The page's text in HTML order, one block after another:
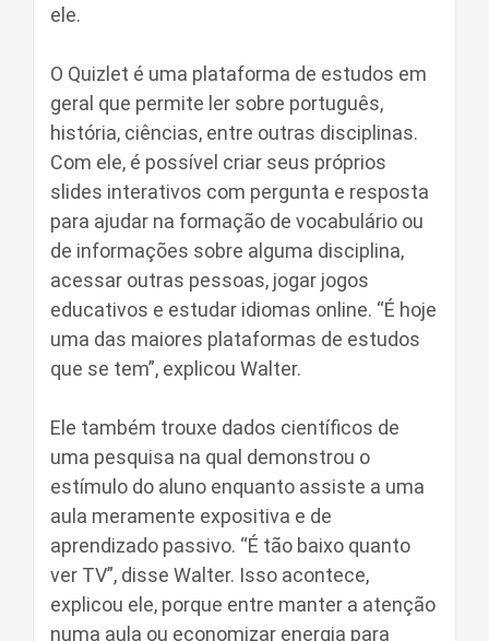
ele.
O Quizlet é uma plataforma de estudos em
geral que permite ler sobre português,
história, ciências, entre outras disciplinas.
Com ele, é possível criar seus próprios
slides interativos com pergunta e resposta
para ajudar na formação de vocabulário ou
de informações sobre alguma disciplina,
acessar outras pessoas, jogar jogos
educativos e estudar idiomas online. “É hoje
uma das maiores plataformas de estudos
que se tem”, explicou Walter.
Ele também trouxe dados científicos de
uma pesquisa na qual demonstrou o
estímulo do aluno enquanto assiste a uma
aula meramente expositiva e de
aprendizado passivo. “É tão baixo quanto
ver TV”, disse Walter. Isso acontece,
explicou ele, porque entre manter a atenção
numa aula ou economizar energia para